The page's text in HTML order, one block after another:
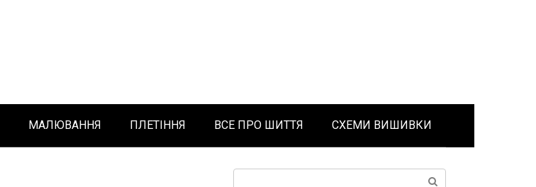
МАЛЮВАННЯ ПЛЕТІННЯ ВСЕ ПРО ШИТТЯ СХЕМИ ВИШИВКИ